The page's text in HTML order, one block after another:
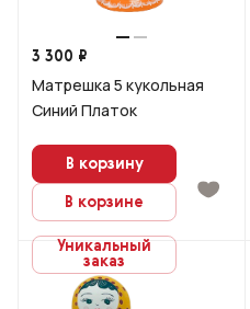
3 300 ₽
Матрешка 5 кукольная
Синий Платок
В корзину
В корзине
Уникальный
заказ